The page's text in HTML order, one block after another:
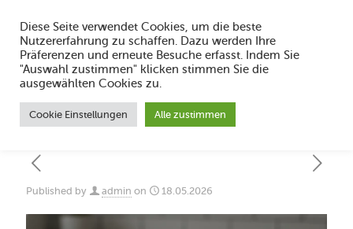
Coleslaw selber machen Rezept: Einfach
Published by admin on 18.05.2026
Diese Seite verwendet Cookies, um die beste
Nutzererfahrung zu schaffen. Dazu werden Ihre
Präferenzen und erneute Besuche erfasst. Indem Sie
"Auswahl zustimmen" klicken stimmen Sie die
ausgewählten Cookies zu.
Cookie Einstellungen Alle zustimmen